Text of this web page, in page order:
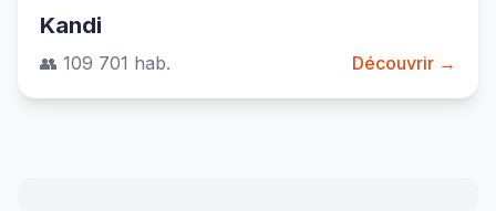
Kandi
👥 109 701 hab. Découvrir →